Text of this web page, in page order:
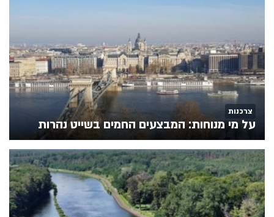
צרכנות
על מי מנוחות: המבצעים החמים בשייט נהרות